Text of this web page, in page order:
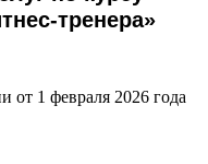
тренера»
от 1 февраля 2026 года